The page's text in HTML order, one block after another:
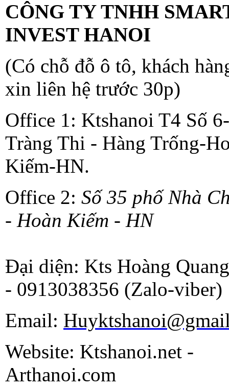
CÔNG TY TNHH
INVEST HANOI
(Có chỗ đỗ ô tô, khách
xin liên hệ trước 30p)
Office 1: Ktshanoi T4 Số
Tràng Thi - Hàng Trống-
Kiếm-HN.
Office 2: Số 35 phố Nhà
- Hoàn Kiếm - HN
Đại diện: Kts Hoàng
- 0913038356 (Zalo-viber)
Email:
Website: Ktshanoi.net -
Arthanoi.com